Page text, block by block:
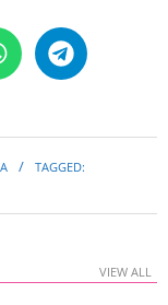
TAGGED:
VIEW ALL